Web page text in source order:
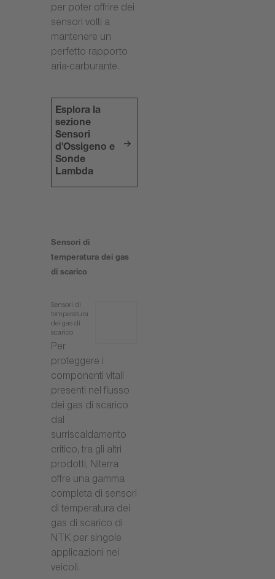
per poter offrire dei
sensori volti a
mantenere un
perfetto rapporto
aria-carburante.
Esplora la
sezione
Sensori
d'Ossigeno e
Sonde
Lambda
Sensori di
temperatura dei gas
di scarico
Sensori di
temperatura
dei gas di
scarico
Per
proteggere i
componenti vitali
presenti nel flusso
dei gas di scarico
dal
surriscaldamento
critico, tra gli altri
prodotti, Niterra
offre una gamma
completa di sensori
di temperatura dei
gas di scarico di
NTK per singole
applicazioni nei
veicoli.